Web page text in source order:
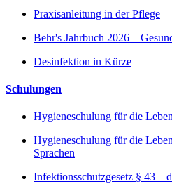
Praxisanleitung in der Pflege
Behr's Jahrbuch 2026 –
Desinfektion in Kürze
Schulungen
Hygieneschulung für die
Hygieneschulung für die
Sprachen
Infektionsschutzgesetz § 43 –